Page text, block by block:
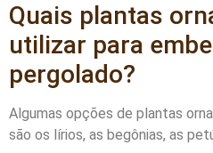
Quais plantas
utilizar para
pergolado?
Algumas opções de plantas
são os lírios, as begônias, as